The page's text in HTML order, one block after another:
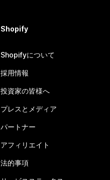
Shopify
Shopifyについて
採用情報
投資家の皆様へ
プレスとメディア
パートナー
アフィリエイト
法的事項